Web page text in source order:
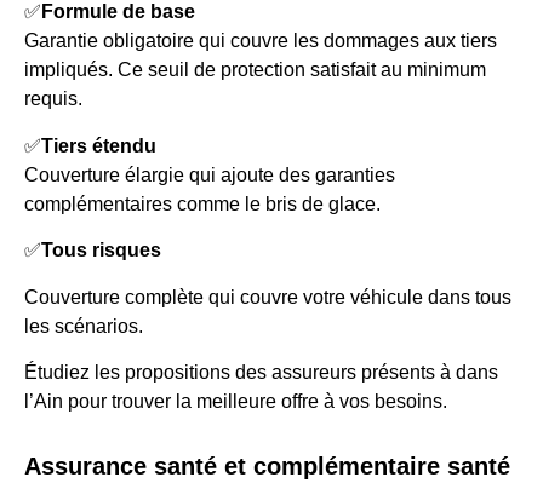
✅ Formule de base
Garantie obligatoire qui couvre les dommages aux tiers
impliqués. Ce seuil de protection satisfait au minimum
requis.
✅Tiers étendu
Couverture élargie qui ajoute des garanties
complémentaires comme le bris de glace.
✅Tous risques
Couverture complète qui couvre votre véhicule dans tous
les scénarios.
Étudiez les propositions des assureurs présents à dans
l’Ain pour trouver la meilleure offre à vos besoins.
Assurance santé et complémentaire santé